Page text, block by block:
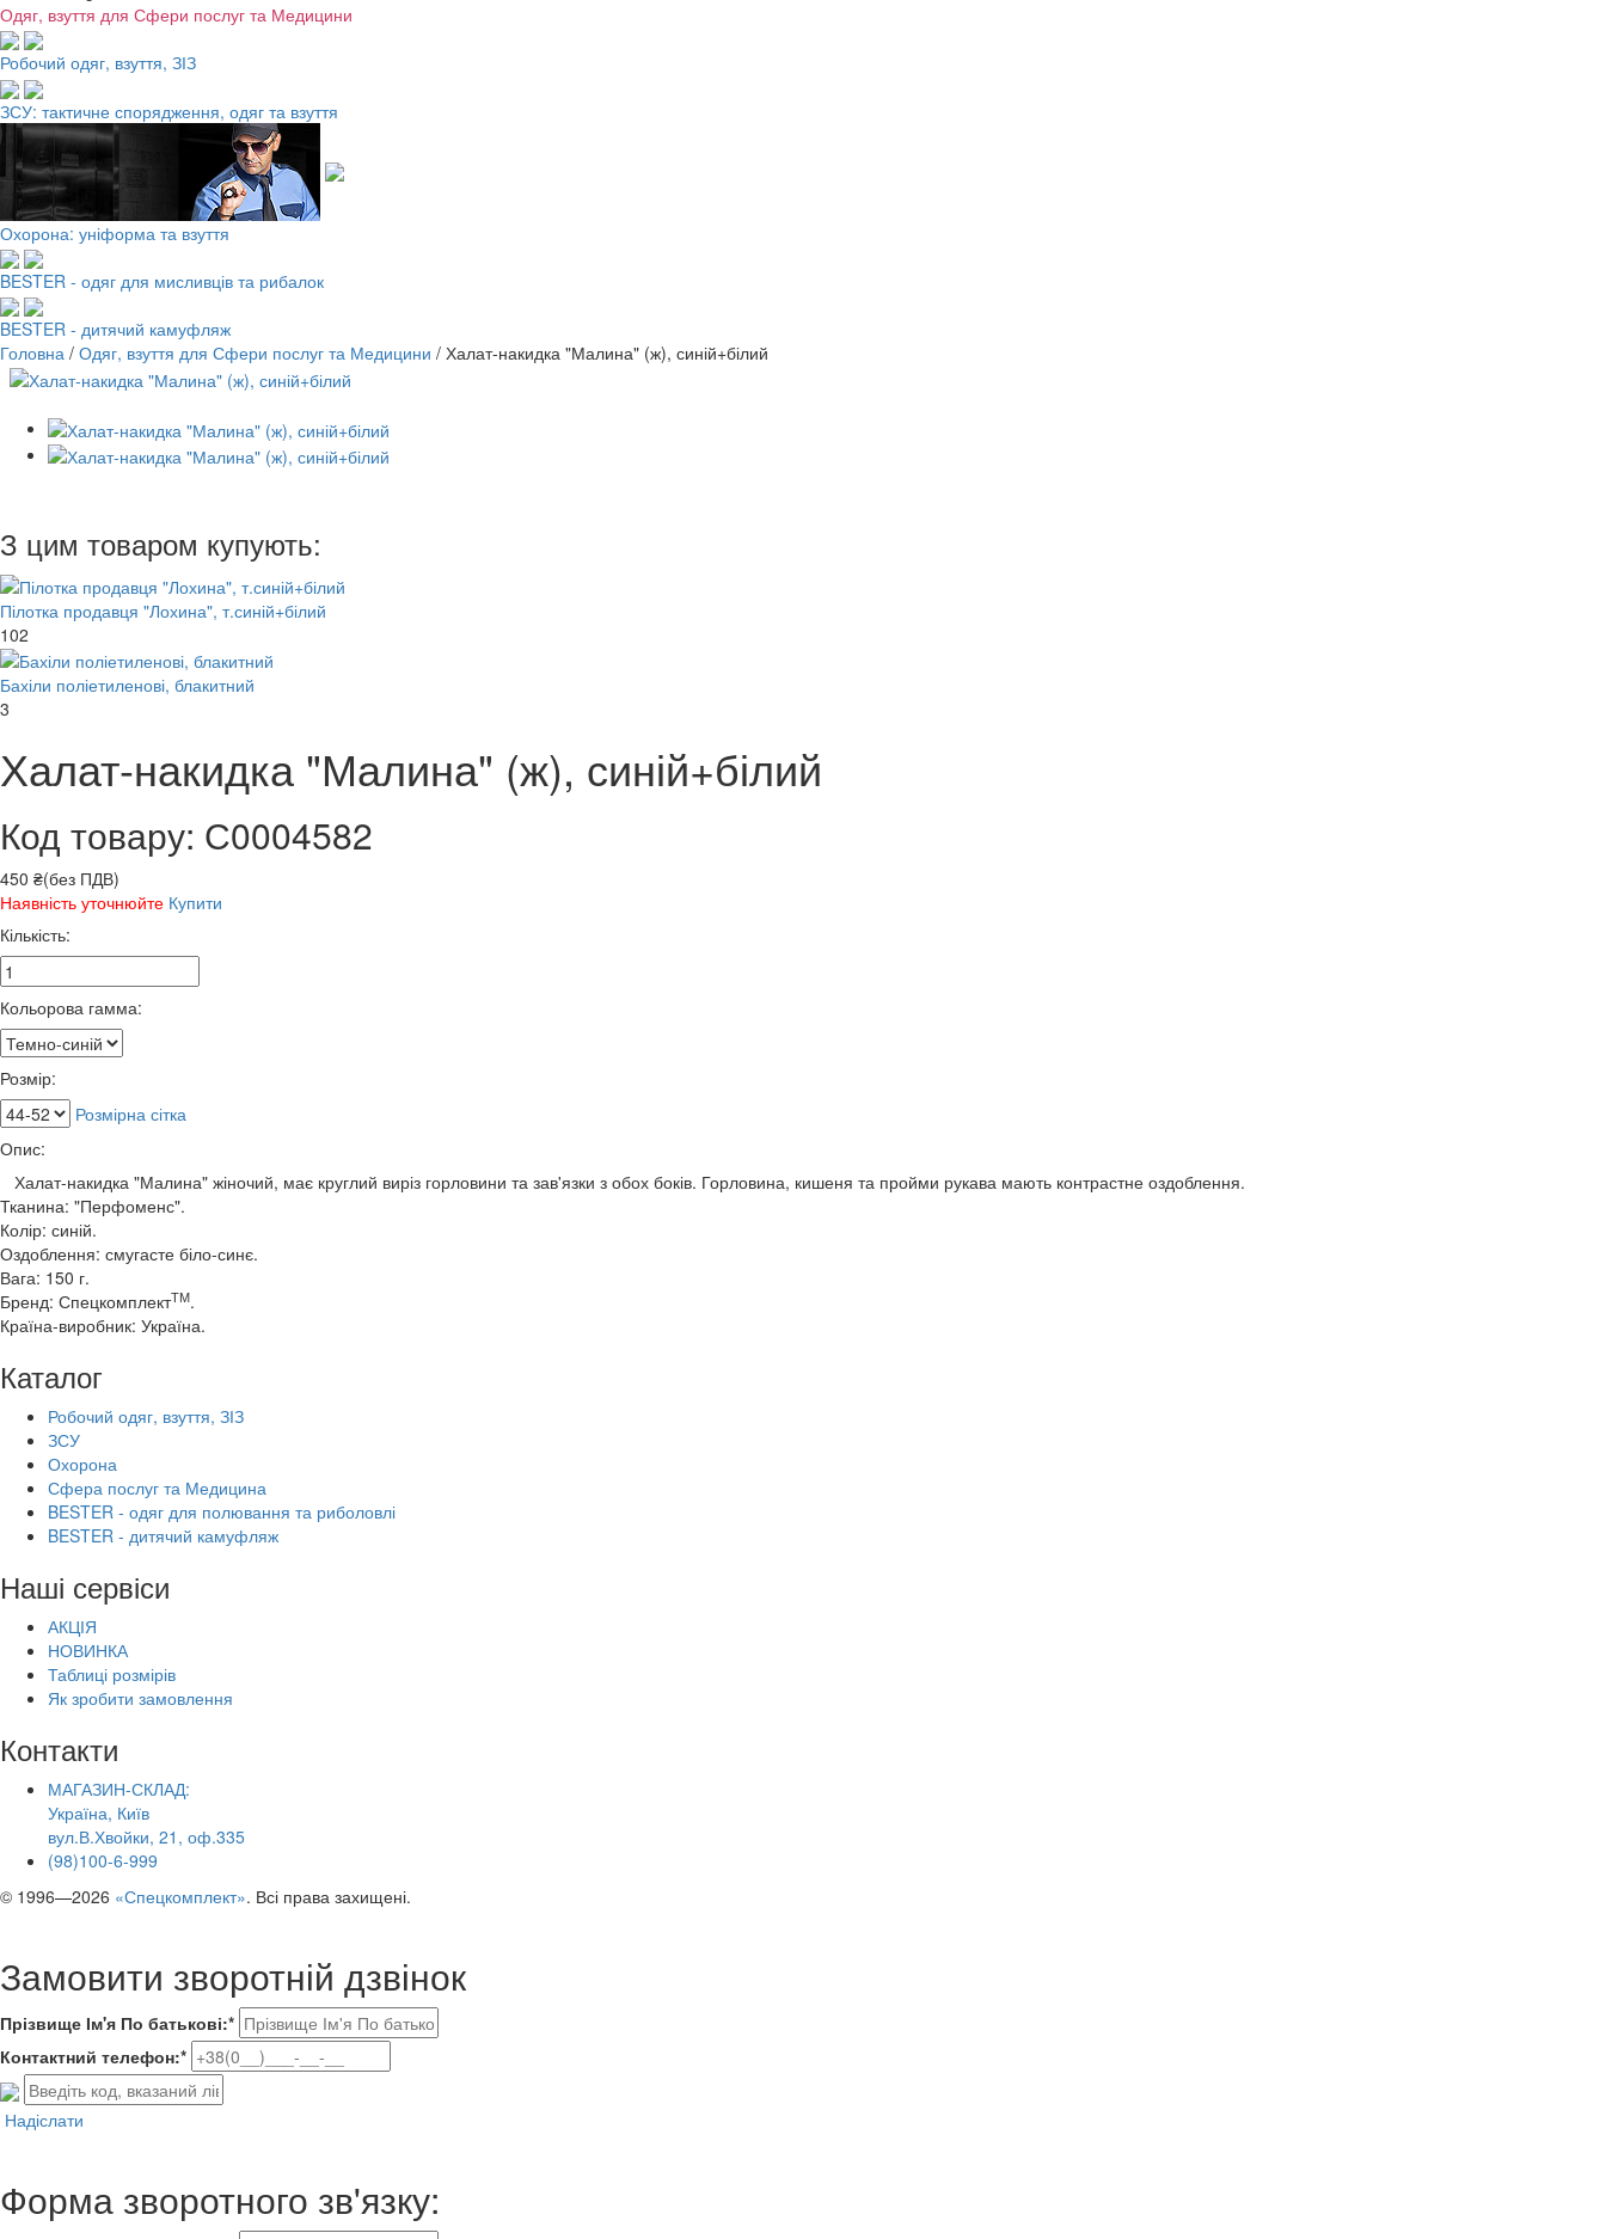
Одяг, взуття для Сфери послуг та Медицини
Робочий одяг, взуття, ЗІЗ
ЗСУ: тактичне спорядження, одяг та взуття
Охорона: уніформа та взуття
BESTER - одяг для мисливців та рибалок
BESTER - дитячий камуфляж
Головна / Одяг, взуття для Сфери послуг та Медицини / Халат-накидка "Малина" (ж), синій+білий
З цим товаром купують:
Пілотка продавця "Лохина", т.синій+білий
102
Бахіли поліетиленові, блакитний
3
Халат-накидка "Малина" (ж), синій+білий
Код товару: С0004582
450 ₴(без ПДВ)
Наявність уточнюйте Купити
Кількість:
Кольорова гамма:
Розмір:
Розмірна сітка
Опис:
Халат-накидка "Малина" жіночий, має круглий виріз горловини та зав'язки з обох боків. Горловина, кишеня та пройми рукава мають контрастне оздоблення.
Тканина: "Перфоменс".
Колір: синій.
Оздоблення: смугасте біло-синє.
Вага: 150 г.
Бренд: СпецкомплектТМ.
Країна-виробник: Україна.
Каталог
Робочий одяг, взуття, ЗІЗ
ЗСУ
Охорона
Сфера послуг та Медицина
BESTER - одяг для полювання та риболовлі
BESTER - дитячий камуфляж
Наші сервіси
АКЦІЯ
НОВИНКА
Таблиці розмірів
Як зробити замовлення
Контакти
МАГАЗИН-СКЛАД:
Україна, Київ
вул.В.Хвойки, 21, оф.335
(98)100-6-999
© 1996—2026 «Спецкомплект». Всі права захищені.
Замовити зворотній дзвінок
Прізвище Ім'я По батькові:*
Контактний телефон:*
Надіслати
Форма зворотного зв'язку: